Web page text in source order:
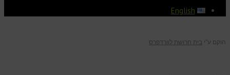
English
הוקם ע"י בית חרושת לוורדפרס